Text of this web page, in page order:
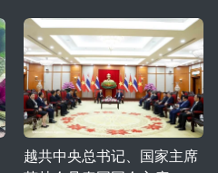
越共中央总书记、国家主席